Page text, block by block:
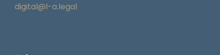
digital@l-a.legal